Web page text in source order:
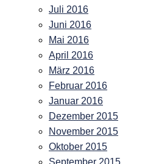
Juli 2016
Juni 2016
Mai 2016
April 2016
März 2016
Februar 2016
Januar 2016
Dezember 2015
November 2015
Oktober 2015
September 2015